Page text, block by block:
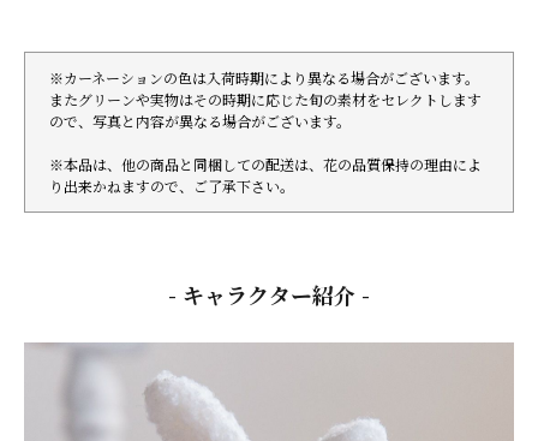
※カーネーションの色は入荷時期により異なる場合がございます。
またグリーンや実物はその時期に応じた旬の素材をセレクトします
ので、写真と内容が異なる場合がございます。
※本品は、他の商品と同梱しての配送は、花の品質保持の理由によ
り出来かねますので、ご了承下さい。
- キャラクター紹介 -